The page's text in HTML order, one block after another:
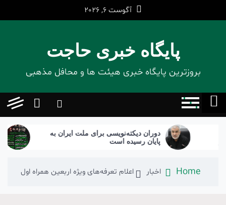
آگوست 6, 2026
پایگاه خبری حاجت
بروزترین پایگاه‌ خبری هیئت ها و محافل مذهبی
دوران دیکته‌نویسی برای ملت ایران به
پایان رسیده است
برگزاری
Home اخبار اعلام تعرفه‌های ویژه اربعین همراه اول